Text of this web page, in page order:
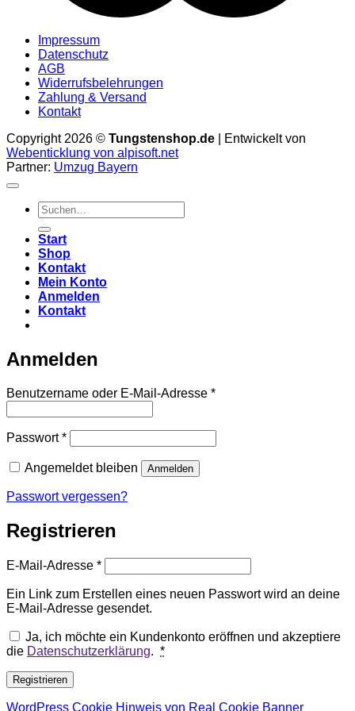
Impressum
Datenschutz
AGB
Widerrufsbelehrungen
Zahlung & Versand
Kontakt
Copyright 2026 © Tungstenshop.de | Entwickelt von
Webenticklung von alpisoft.net
Partner: Umzug Bayern
Suche
nach:
Start
Shop
Kontakt
Mein Konto
Anmelden
Kontakt
Anmelden
Benutzername oder E-Mail-Adresse *Erforderlich
Passwort*Erforderlich
Angemeldet bleiben Anmelden
Passwort vergessen?
Registrieren
E-Mail-Adresse *Erforderlich
Ein Link zum Erstellen eines neuen Passwort wird an deine
E-Mail-Adresse gesendet.
Ja, ich möchte ein Kundenkonto eröffnen und akzeptiere
die Datenschutzerklärung. *
Registrieren
WordPress Cookie Hinweis von Real Cookie Banner